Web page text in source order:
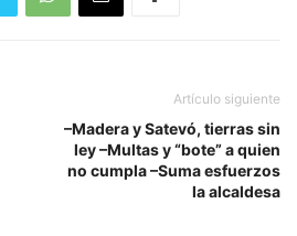
Artículo siguiente
–Madera y Satevó, tierras sin
ley –Multas y “bote” a quien
no cumpla –Suma esfuerzos
la alcaldesa